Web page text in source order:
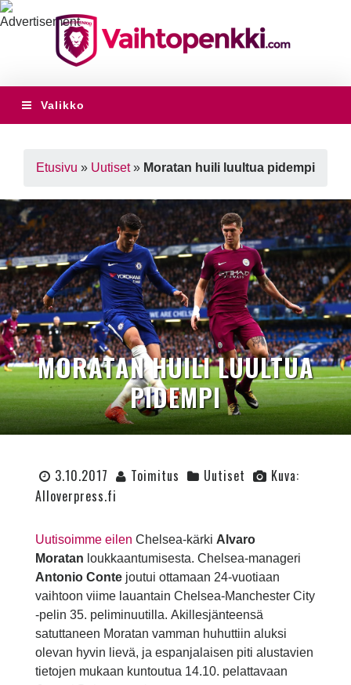
Valikko
Etusivu » Uutiset» Moratan huili luultua pidempi
MORATAN HUILI LUULTUA
PIDEMPI
3.10.2017 Toimitus Uutiset
Kuva:
Alloverpress.fi
Uutisoimme eilen Chelsea-kärki Alvaro
Moratan loukkaantumisesta. Chelsea-manageri
Antonio Conte joutui ottamaan 24-vuotiaan
vaihtoon viime lauantain Chelsea-Manchester City
-pelin 35. peliminuutilla. Akillesjänteensä
satuttaneen Moratan vamman huhuttiin aluksi
olevan hyvin lievä, ja espanjalaisen piti alustavien
tietojen mukaan kuntoutua 14.10. pelattavaan